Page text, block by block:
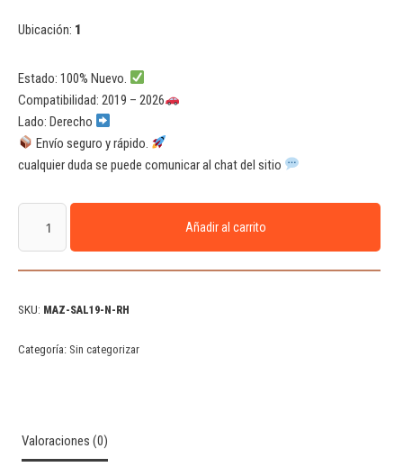
Ubicación: 1
Estado: 100% Nuevo.
Compatibilidad: 2019 – 2026
Lado: Derecho
Envío seguro y rápido.
cualquier duda se puede comunicar al chat del sitio
Añadir al carrito
SKU: MAZ-SAL19-N-RH
Categoría: Sin categorizar
Valoraciones (0)